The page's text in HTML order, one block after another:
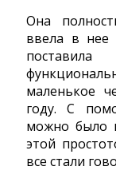
Она
ввела в нее
маленькое
году. С
можно было
этой
все стали